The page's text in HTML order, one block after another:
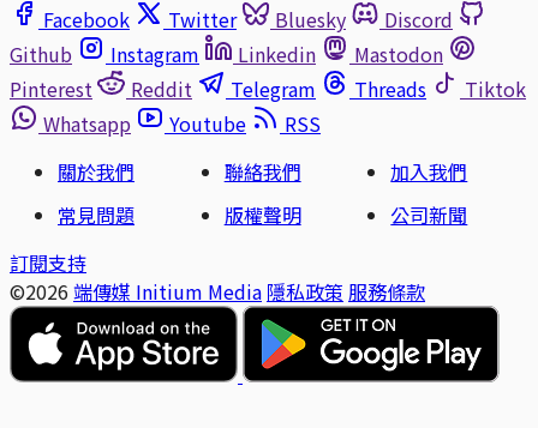
Facebook
Twitter Bluesky
Discord
Github
Instagram Linkedin
Mastodon
Pinterest
Reddit Telegram Threads
Tiktok
Whatsapp
Youtube
RSS
關於我們
聯絡我們
加入我們
常見問題
版權聲明
公司新聞
訂閱支持
©2026 端傳媒 Initium Media 隱私政策 服務條款